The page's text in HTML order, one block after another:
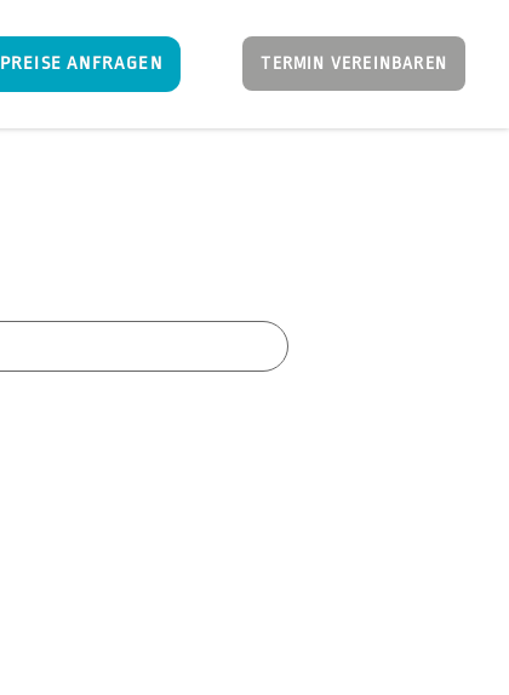
PREISE ANFRAGEN TERMIN VEREINBAREN